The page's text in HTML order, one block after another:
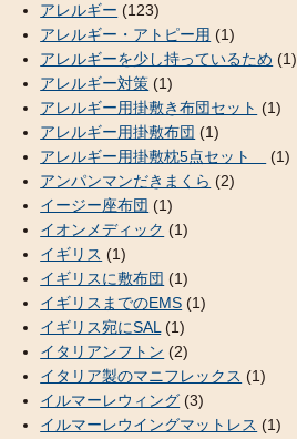
アレルギー (123)
アレルギー・アトピー用 (1)
アレルギーを少し持っているため (1)
アレルギー対策 (1)
アレルギー用掛敷き布団セット (1)
アレルギー用掛敷布団 (1)
アレルギー用掛敷枕5点セット
(1)
アンパンマンだきまくら (2)
イージー座布団 (1)
イオンメディック (1)
イギリス (1)
イギリスに敷布団 (1)
イギリスまでのEMS (1)
イギリス宛にSAL (1)
イタリアンフトン (2)
イタリア製のマニフレックス (1)
イルマーレウィング (3)
イルマーレウイングマットレス (1)